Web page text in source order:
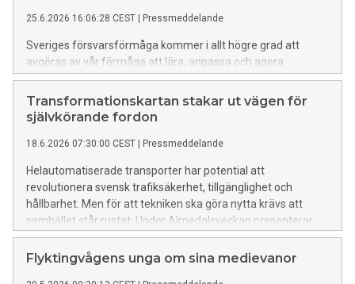
25.6.2026 16:06:28 CEST | Pressmeddelande
Sveriges försvarsförmåga kommer i allt högre grad att
avgöras av vår förmåga att lära, anpassa och agera
snabbare än omvärlden. Det är inte endast teknologisk höjd
eller industriell volym, utan adaptiv hastighet som definierar
framgången – snabb innovationsförmåga är
försvarsförmåga och en avgörande faktor för svensk
konkurrenskraft. Defence xLab är innovationsarenan där civil
och når konkret nytta tillsammans.
Transformationskartan stakar ut vägen för
självkörande fordon
18.6.2026 07:30:00 CEST | Pressmeddelande
Helautomatiserade transporter har potential att
revolutionera svensk trafiksäkerhet, tillgänglighet och
hållbarhet. Men för att tekniken ska göra nytta krävs att
samhället står rustat. Under Almedalsveckan presenterar
Drive Sweden och Transportstyrelsen en
transformationskarta för att säkra Sveriges roll i den globala
Flyktingvågens unga om sina medievanor